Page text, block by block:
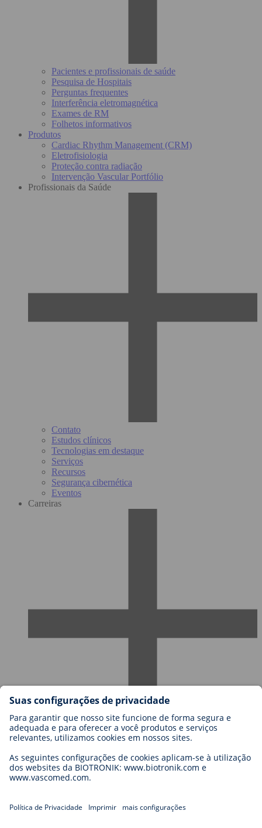
Pacientes e profissionais de saúde
Pesquisa de Hospitais
Perguntas frequentes
Interferência eletromagnética
Exames de RM
Folhetos informativos
Produtos
Cardiac Rhythm Management (CRM)
Eletrofisiologia
Proteção contra radiação
Intervenção Vascular Portfólio
Profissionais da Saúde
Contato
Estudos clínicos
Tecnologias em destaque
Serviços
Recursos
Segurança cibernética
Eventos
Carreiras
Blog
Contato